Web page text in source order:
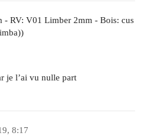
- RV: V01 Limber 2mm - Bois: cus
je l’ai vu nulle part
8:17